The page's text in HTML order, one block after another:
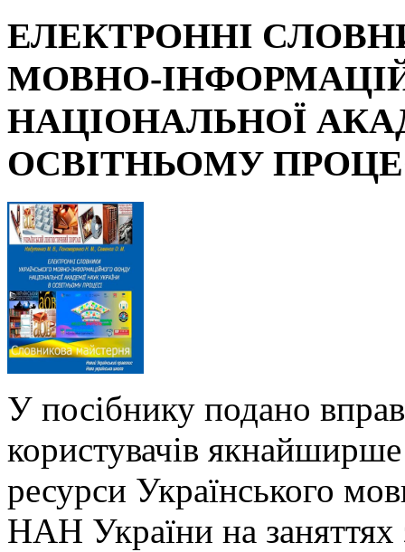
ЕЛЕКТРОННІ
МОВНО-
НАЦІОНАЛЬНОЇ
ОСВІТНЬОМУ
У посібнику подано
користувачів
ресурси Українського
НАН України на заняттях